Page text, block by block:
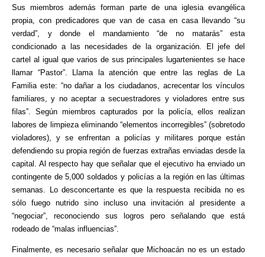
Sus miembros además forman parte de una iglesia evangélica
propia, con predicadores que van de casa en casa llevando “su
verdad”, y donde el mandamiento “de no matarás” esta
condicionado a las necesidades de la organización. El jefe del
cartel al igual que varios de sus principales lugartenientes se hace
llamar “Pastor”. Llama la atención que entre las reglas de La
Familia este: “no dañar a los ciudadanos, acrecentar los vínculos
familiares, y no aceptar a secuestradores y violadores entre sus
filas”. Según miembros capturados por la policía, ellos realizan
labores de limpieza eliminando “elementos incorregibles” (sobretodo
violadores), y se enfrentan a policías y militares porque están
defendiendo su propia región de fuerzas extrañas enviadas desde la
capital. Al respecto hay que señalar que el ejecutivo ha enviado un
contingente de 5,000 soldados y policías a la región en las últimas
semanas. Lo desconcertante es que la respuesta recibida no es
sólo fuego nutrido sino incluso una invitación al presidente a
“negociar”, reconociendo sus logros pero señalando que está
rodeado de “malas influencias”.
Finalmente, es necesario señalar que Michoacán no es un estado